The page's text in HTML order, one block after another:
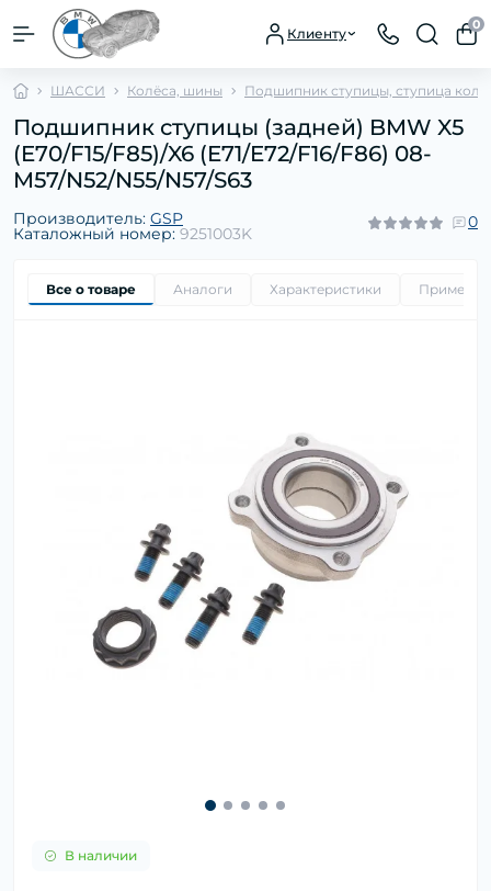
Клиенту
0
ШАССИ Колёса, шины Подшипник ступицы, ступица
Подшипник ступицы (задней) BMW X5
(E70/F15/F85)/X6 (E71/E72/F16/F86) 08-
M57/N52/N55/N57/S63
Производитель: GSP
Каталожный номер: 9251003K
0
Все о товаре Аналоги Характеристики
В наличии